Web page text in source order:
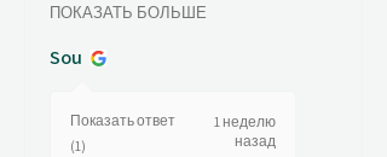
ПОКАЗАТЬ БОЛЬШЕ
Sou
Показать ответ
(1)
1 неделю
назад